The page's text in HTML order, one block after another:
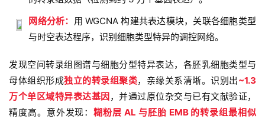
网络分析： 用 WGCNA 构建共表达模块，关联各细胞类型
与时空表达程序，识别细胞类型特异的调控网络。
发现空间转录组图谱与细胞分型特异表达，各胚乳细胞类型与
母体组织形成独立的转录组聚类，亲缘关系清晰。识别出~1.3
万个单区域特异表达基因 ，并通过原位杂交与已有文献验证，
精度高。意外发现：糊粉层 AL 与胚胎 EMB 的转录组最相似